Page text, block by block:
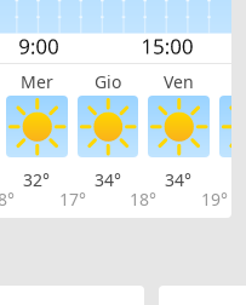
Mer Gio Ven
32°
17°
34°
18°
34°
19°